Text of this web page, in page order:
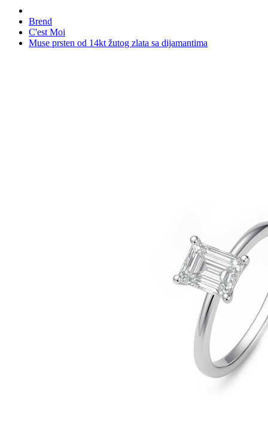
Brend
C'est Moi
Muse prsten od 14kt žutog zlata sa dijamantima